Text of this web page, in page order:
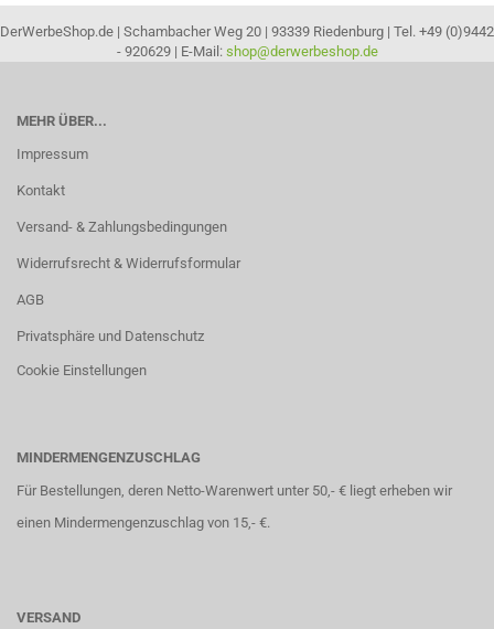
DerWerbeShop.de | Schambacher Weg 20 | 93339 Riedenburg | Tel. +49 (0)9442
- 920629 | E-Mail: shop@derwerbeshop.de
MEHR ÜBER...
Impressum
Kontakt
Versand- & Zahlungsbedingungen
Widerrufsrecht & Widerrufsformular
AGB
Privatsphäre und Datenschutz
Cookie Einstellungen
MINDERMENGENZUSCHLAG
Für Bestellungen, deren Netto-Warenwert unter 50,- € liegt erheben wir
einen Mindermengenzuschlag von 15,- €.
VERSAND